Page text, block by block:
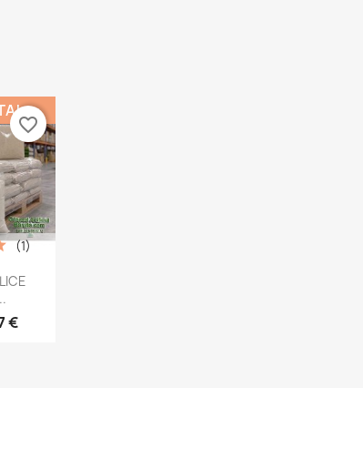
€
(1)
favorite_border